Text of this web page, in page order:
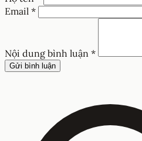
Email *
Nội dung bình luận *
Gửi bình luận